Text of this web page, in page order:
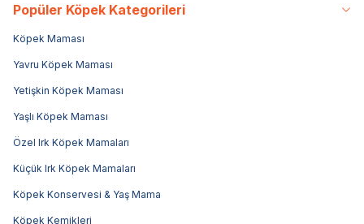
Popüler Köpek Kategorileri
Köpek Maması
Yavru Köpek Maması
Yetişkin Köpek Maması
Yaşlı Köpek Maması
Özel Irk Köpek Mamaları
Küçük Irk Köpek Mamaları
Köpek Konservesi & Yaş Mama
Köpek Kemikleri